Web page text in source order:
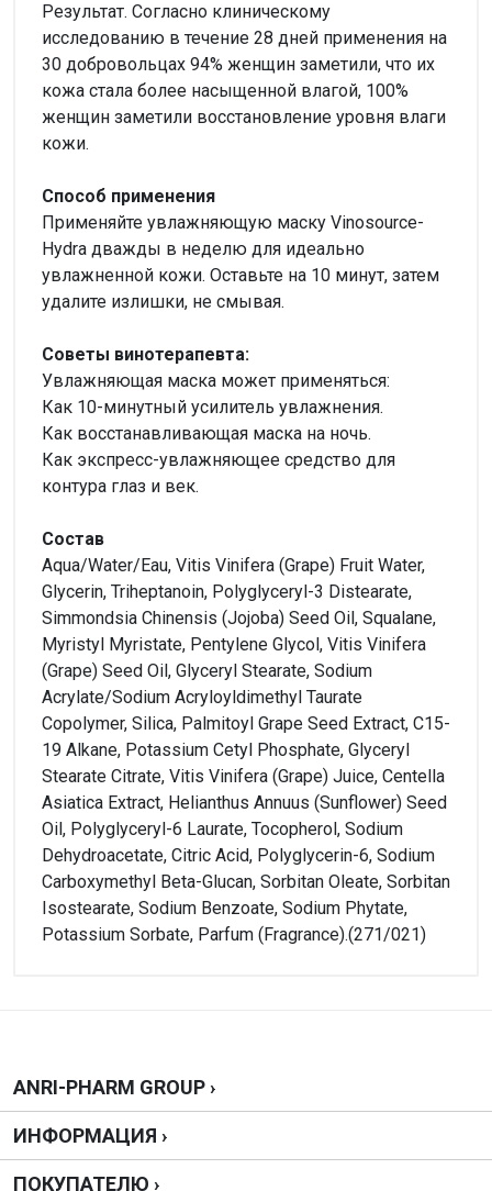
Результат. Согласно клиническому
исследованию в течение 28 дней применения на
30 добровольцах 94% женщин заметили, что их
кожа стала более насыщенной влагой, 100%
женщин заметили восстановление уровня влаги
кожи.
Способ применения
Применяйте увлажняющую маску Vinosource-
Hydra дважды в неделю для идеально
увлажненной кожи. Оставьте на 10 минут, затем
удалите излишки, не смывая.
Советы винотерапевта:
Увлажняющая маска может применяться:
Как 10-минутный усилитель увлажнения.
Как восстанавливающая маска на ночь.
Как экспресс-увлажняющее средство для
контура глаз и век.
Состав
Aqua/Water/Eau, Vitis Vinifera (Grape) Fruit Water,
Glycerin, Triheptanoin, Polyglyceryl-3 Distearate,
Simmondsia Chinensis (Jojoba) Seed Oil, Squalane,
Myristyl Myristate, Pentylene Glycol, Vitis Vinifera
(Grape) Seed Oil, Glyceryl Stearate, Sodium
Acrylate/Sodium Acryloyldimethyl Taurate
Copolymer, Silica, Palmitoyl Grape Seed Extract, C15-
19 Alkane, Potassium Cetyl Phosphate, Glyceryl
Stearate Citrate, Vitis Vinifera (Grape) Juice, Centella
Asiatica Extract, Helianthus Annuus (Sunflower) Seed
Oil, Polyglyceryl-6 Laurate, Tocopherol, Sodium
Dehydroacetate, Citric Acid, Polyglycerin-6, Sodium
Carboxymethyl Beta-Glucan, Sorbitan Oleate, Sorbitan
Isostearate, Sodium Benzoate, Sodium Phytate,
Potassium Sorbate, Parfum (Fragrance).(271/021)
Написать отзыв
Оценка
ANRI-PHARM GROUP ›
ИНФОРМАЦИЯ ›
ПОКУПАТЕЛЮ ›